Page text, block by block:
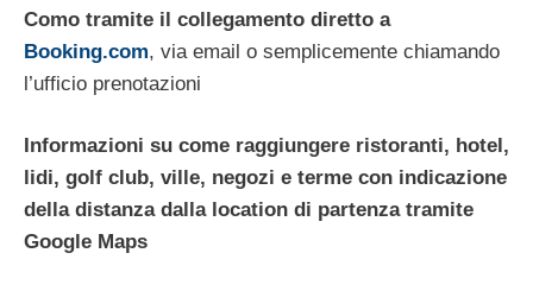
Como tramite il collegamento diretto a
Booking.com, via email o semplicemente chiamando
l’ufficio prenotazioni
Informazioni su come raggiungere ristoranti, hotel,
lidi, golf club, ville, negozi e terme con indicazione
della distanza dalla location di partenza tramite
Google Maps